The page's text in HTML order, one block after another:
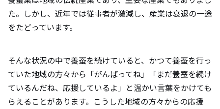
た。しかし、近年では従事者が激減し、産業は衰退の一途
をたどっています。
そんな状況の中で養蚕を続けていると、かつて養蚕を行っ
ていた地域の方々から「がんばってね」「まだ養蚕を続け
ているんだね、応援しているよ」と温かい言葉をかけても
らえることがあります。こうした地域の方々からの応援